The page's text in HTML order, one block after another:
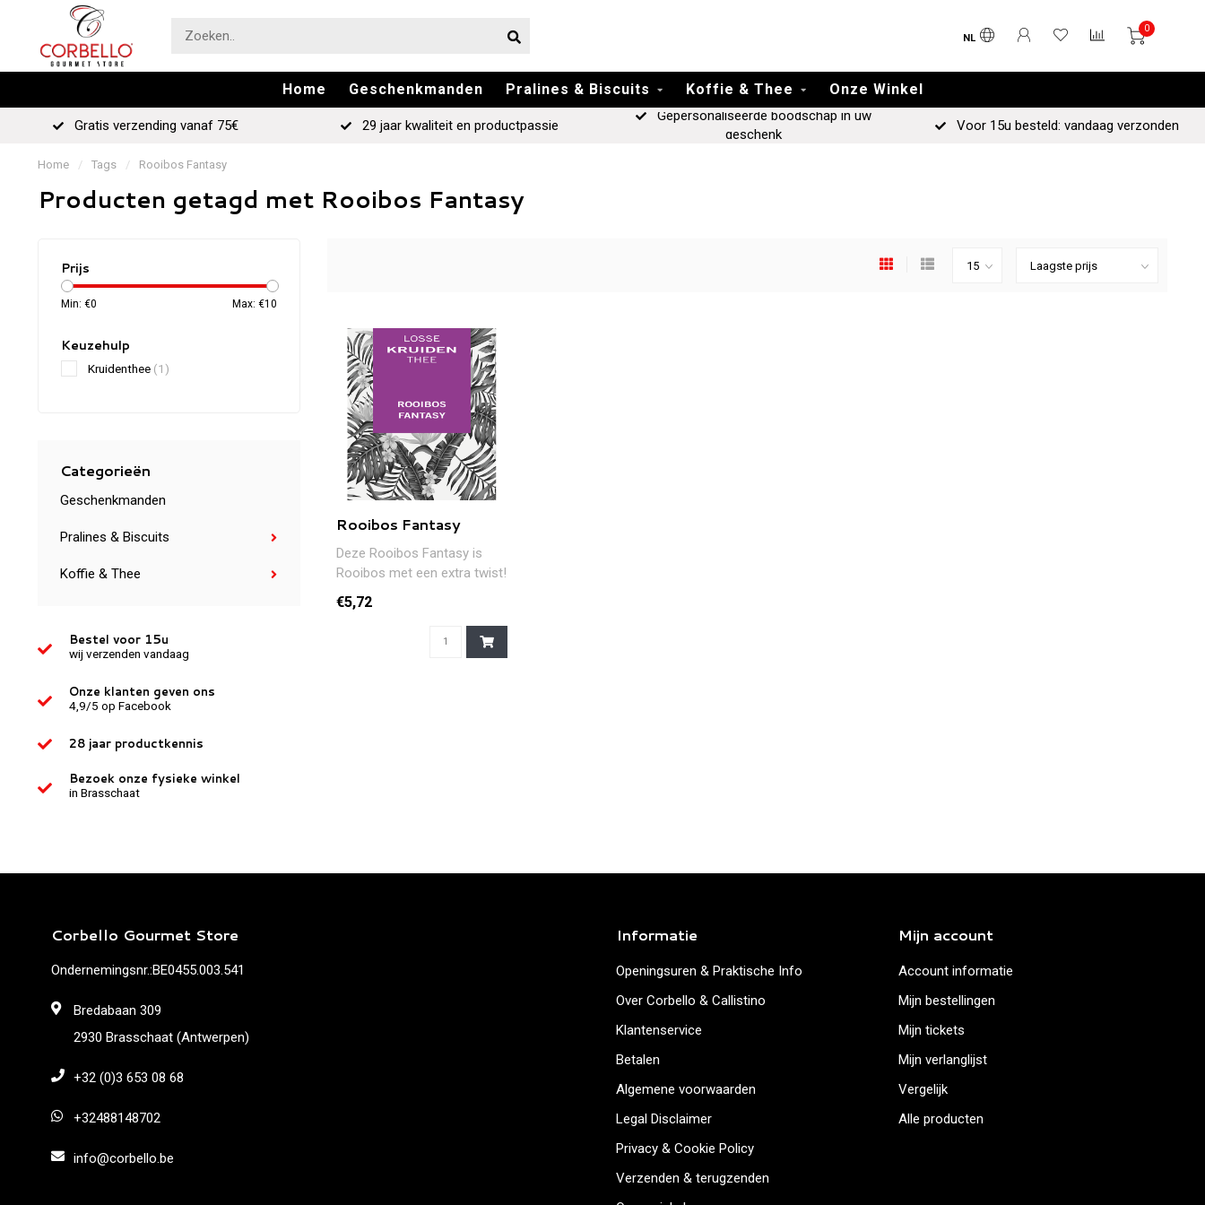
NL
0
Home Geschenkmanden Pralines & Biscuits Koffie & Thee Onze Winkel
Gratis verzending vanaf 75€ 29 jaar kwaliteit en productpassie
Gepersonaliseerde boodschap in uw
geschenk
Voor 15u besteld: vandaag verzonden
Home / Tags / Rooibos Fantasy
Producten getagd met Rooibos Fantasy
Prijs
Min: €0 Max: €10
Keuzehulp
Kruidenthee (1)
Categorieën
Geschenkmanden
Pralines & Biscuits
Koffie & Thee
Bestel voor 15u
wij verzenden vandaag
Onze klanten geven ons
4,9/5 op Facebook
28 jaar productkennis
Bezoek onze fysieke winkel
in Brasschaat
Rooibos Fantasy
Deze Rooibos Fantasy is
Rooibos met een extra twist!
De blend met groene
Sencha..
€5,72
Corbello Gourmet Store
Ondernemingsnr.:BE0455.003.541
Bredabaan 309
2930 Brasschaat (Antwerpen)
+32 (0)3 653 08 68
+32488148702
info@corbello.be
Informatie
Openingsuren & Praktische Info
Over Corbello & Callistino
Klantenservice
Betalen
Algemene voorwaarden
Legal Disclaimer
Privacy & Cookie Policy
Verzenden & terugzenden
Mijn account
Account informatie
Mijn bestellingen
Mijn tickets
Mijn verlanglijst
Vergelijk
Alle producten